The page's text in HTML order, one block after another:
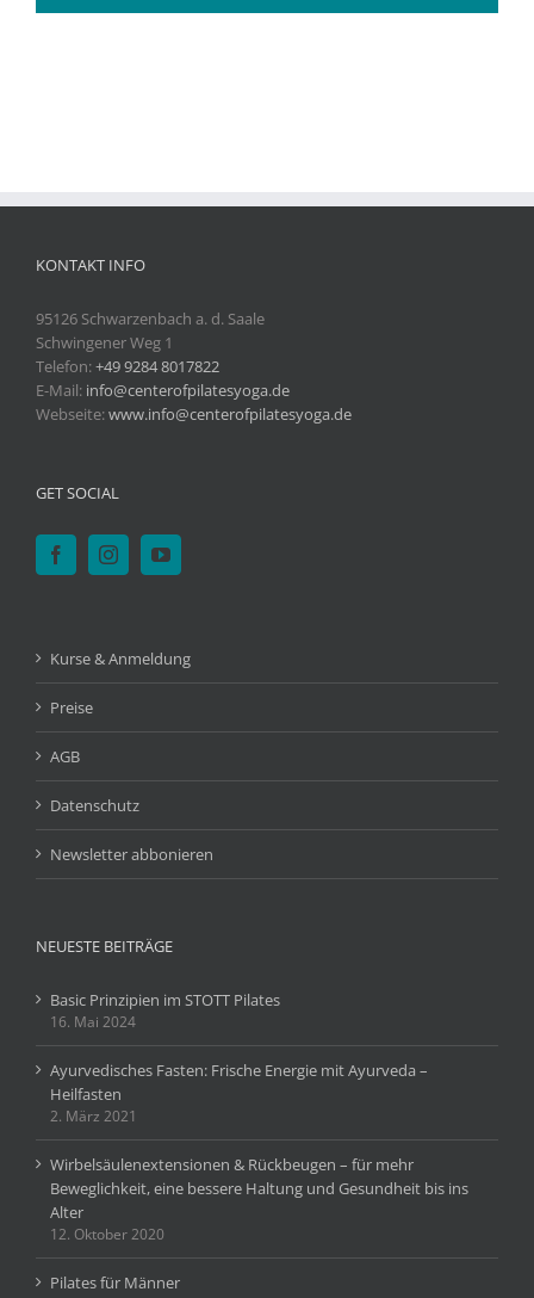
KONTAKT INFO
95126 Schwarzenbach a. d. Saale
Schwingener Weg 1
Telefon:+49 9284 8017822
E-Mail: info@centerofpilatesyoga.de
Webseite:www.info@centerofpilatesyoga.de
GET SOCIAL
Kurse & Anmeldung
Preise
AGB
Datenschutz
Newsletter abbonieren
NEUESTE BEITRÄGE
Basic Prinzipien im STOTT Pilates
16. Mai 2024
Ayurvedisches Fasten: Frische Energie mit Ayurveda –
Heilfasten
2. März 2021
Wirbelsäulenextensionen & Rückbeugen – für mehr
Beweglichkeit, eine bessere Haltung und Gesundheit bis ins
Alter
12. Oktober 2020
Pilates für Männer